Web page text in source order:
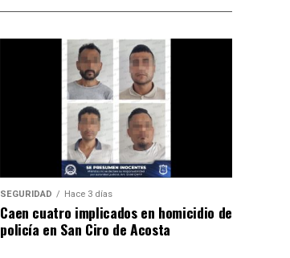
SEGURIDAD Hace 3 días
Caen cuatro implicados en homicidio de
policía en San Ciro de Acosta